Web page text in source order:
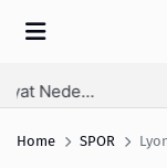
Home SPOR